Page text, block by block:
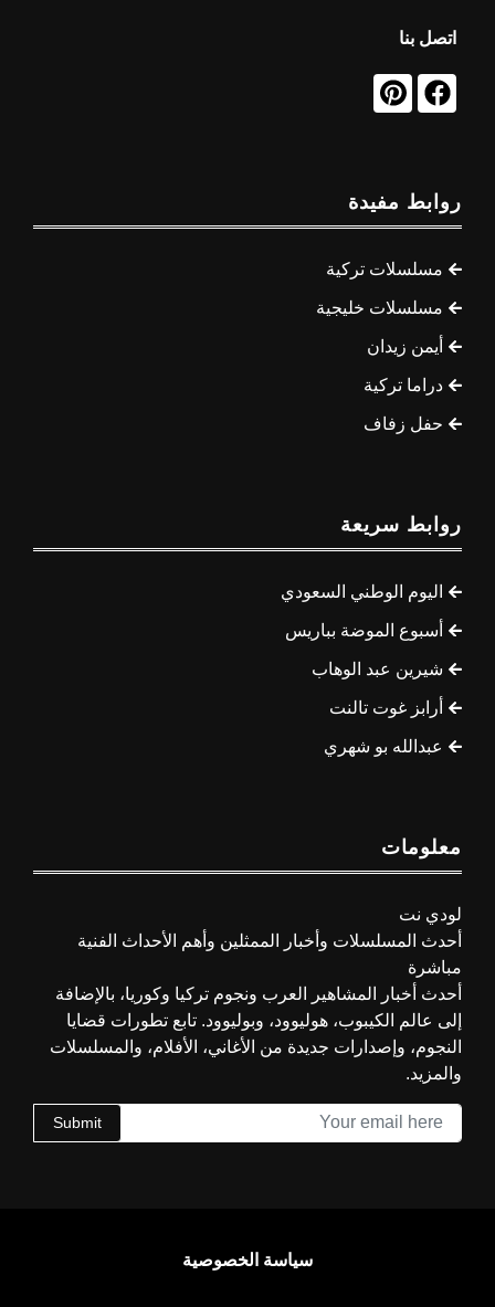
اتصل بنا
روابط مفيدة
مسلسلات تركية
مسلسلات خليجية
أيمن زيدان
دراما تركية
حفل زفاف
روابط سريعة
اليوم الوطني السعودي
أسبوع الموضة بباريس
شيرين عبد الوهاب
أرابز غوت تالنت
عبدالله بو شهري
معلومات
لودي نت
أحدث المسلسلات وأخبار الممثلين وأهم الأحداث الفنية
مباشرة
أحدث أخبار المشاهير العرب ونجوم تركيا وكوريا، بالإضافة
إلى عالم الكيبوب، هوليوود، وبوليوود. تابع تطورات قضايا
النجوم، وإصدارات جديدة من الأغاني، الأفلام، والمسلسلات
والمزيد.
Submit
سياسة الخصوصية